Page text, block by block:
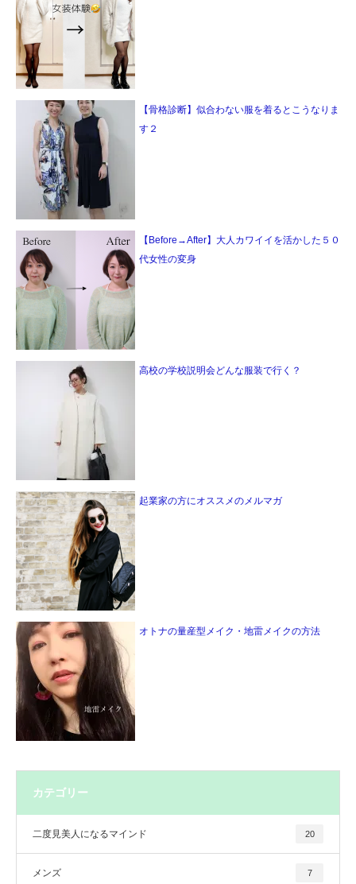
【骨格診断】似合わない服を着るとこうなりま
す２
【Before→After】大人カワイイを活かした５０
代女性の変身
高校の学校説明会どんな服装で行く？
起業家の方にオススメのメルマガ
オトナの量産型メイク・地雷メイクの方法
カテゴリー
二度見美人になるマインド 20
メンズ 7